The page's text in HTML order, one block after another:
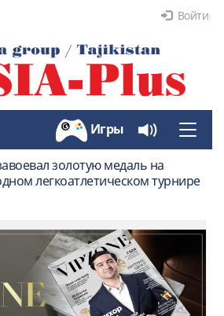
Войти
Toggle
Игры
золотую медаль на
легкоатлетическом турнире